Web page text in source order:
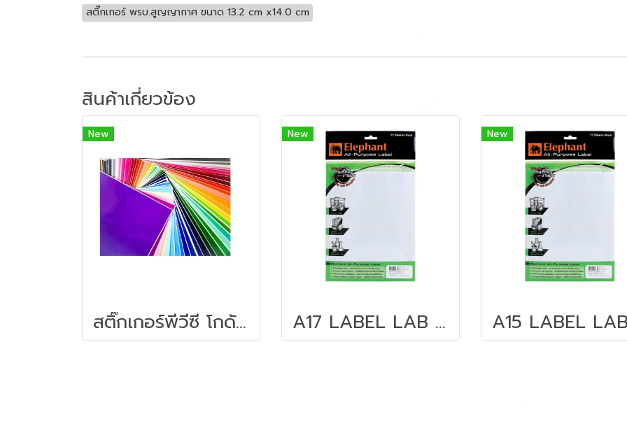
สติ๊กเกอร์ พรบ.สูญญากาศ ขนาด 13.2 cm x14.0 cm
สินค้าเกี่ยวข้อง
New
สติ๊กเกอร์พีวีซี โกดัก Kodak
New
A17 LABEL LAB STICKER กระดาษสติ๊กเกอร์
New